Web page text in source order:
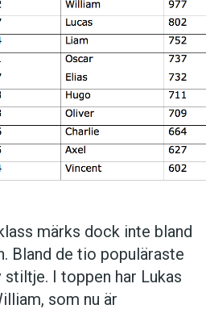
märks dock inte bland
Bland de tio populäraste
I toppen har Lukas
som nu är